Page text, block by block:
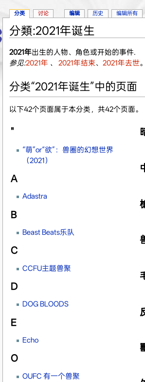
分類:2021年诞生
2021年出生的人物、角色或开始的事件.
参见:2021年 、 2021年结束、 2021年去世
分类“2021年诞生”中的页面
以下42个页面属于本分类，共42个页面。
"
“萌”or“欲”：兽圈的幻想世界
（2021）
A
Adastra
B
Beast Beats乐队
C
CCFU主题兽聚
D
DOG BLOODS
E
Echo
O
OUFC 有一个兽聚
分类 讨论 编辑 历史 编辑所有